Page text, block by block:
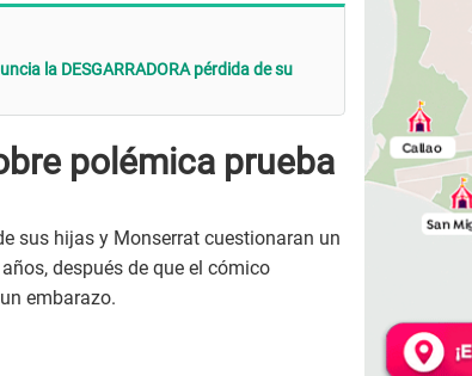
la DESGARRADORA pérdida de su
polémica prueba
sus hijas y Monserrat cuestionaran un
después de que el cómico
embarazo.